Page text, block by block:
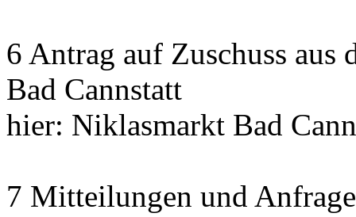
6 Antrag auf Zuschuss
Bad Cannstatt
hier: Niklasmarkt Bad
7 Mitteilungen und